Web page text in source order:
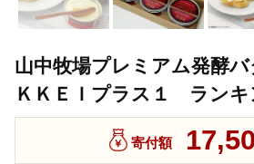
山中牧場プレミアム発酵バ
ＫＫＥＩプラス１ ランキ
寄付額